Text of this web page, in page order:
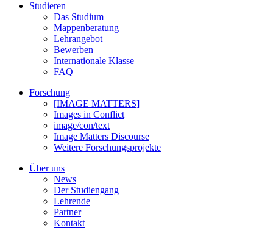
Studieren
Das Studium
Mappenberatung
Lehrangebot
Bewerben
Internationale Klasse
FAQ
Forschung
[IMAGE MATTERS]
Images in Conflict
image/con/text
Image Matters Discourse
Weitere Forschungsprojekte
Über uns
News
Der Studiengang
Lehrende
Partner
Kontakt